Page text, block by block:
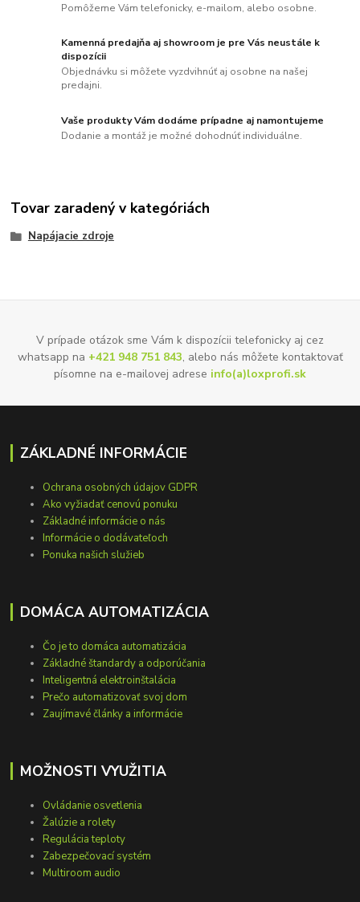
Pomôžeme Vám telefonicky, e-mailom, alebo osobne.
Kamenná predajňa aj showroom je pre Vás neustále k
dispozícii
Objednávku si môžete vyzdvihnúť aj osobne na našej
predajni.
Vaše produkty Vám dodáme prípadne aj namontujeme
Dodanie a montáž je možné dohodnúť individuálne.
Tovar zaradený v kategóriách
Napájacie zdroje
V prípade otázok sme Vám k dispozícii telefonicky aj cez
whatsapp na +421 948 751 843, alebo nás môžete kontaktovať
písomne na e-mailovej adrese info(a)loxprofi.sk
ZÁKLADNÉ INFORMÁCIE
Ochrana osobných údajov GDPR
Ako vyžiadať cenovú ponuku
Základné informácie o nás
Informácie o dodávateľoch
Ponuka našich služieb
DOMÁCA AUTOMATIZÁCIA
Čo je to domáca automatizácia
Základné štandardy a odporúčania
Inteligentná elektroinštalácia
Prečo automatizovať svoj dom
Zaujímavé články a informácie
MOŽNOSTI VYUŽITIA
Ovládanie osvetlenia
Žalúzie a rolety
Regulácia teploty
Zabezpečovací systém
Multiroom audio